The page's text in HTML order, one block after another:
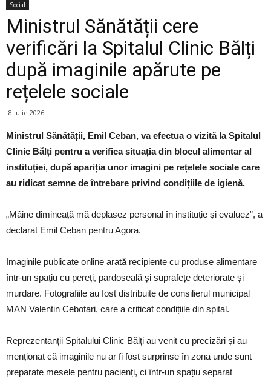
Social
Ministrul Sănătății cere
verificări la Spitalul Clinic Bălți
după imaginile apărute pe
rețelele sociale
8 iulie 2026
Ministrul Sănătății, Emil Ceban, va efectua o vizită la Spitalul
Clinic Bălți pentru a verifica situația din blocul alimentar al
instituției, după apariția unor imagini pe rețelele sociale care
au ridicat semne de întrebare privind condițiile de igienă.
„Mâine dimineață mă deplasez personal în instituție și evaluez”, a
declarat Emil Ceban pentru Agora.
Imaginile publicate online arată recipiente cu produse alimentare
într-un spațiu cu pereți, pardoseală și suprafețe deteriorate și
murdare. Fotografiile au fost distribuite de consilierul municipal
MAN Valentin Cebotari, care a criticat condițiile din spital.
Reprezentanții Spitalului Clinic Bălți au venit cu precizări și au
menționat că imaginile nu ar fi fost surprinse în zona unde sunt
preparate mesele pentru pacienți, ci într-un spațiu separat